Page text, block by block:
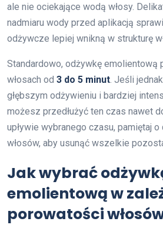
ale nie ociekające wodą włosy.
nadmiaru wody przed aplikacją
odżywcze lepiej wnikną w strukturę
Standardowo, odżywkę emolientową
włosach od 3 do 5 minut. Jeśli
głębszym odżywieniu i bardziej
możesz przedłużyć ten czas nawet
upływie wybranego czasu, pamiętaj o
włosów, aby usunąć wszelkie
Jak wybrać
emolientową w
porowatości